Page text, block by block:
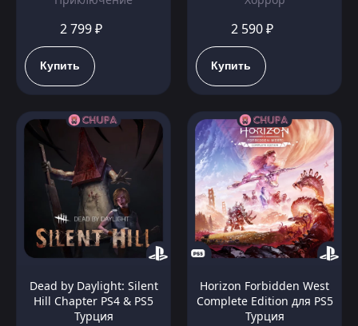
2 799 ₽
Купить
2 590 ₽
Купить
Dead by Daylight: Silent
Hill Chapter PS4 & PS5
Турция
Horizon Forbidden West
Complete Edition для PS5
Турция